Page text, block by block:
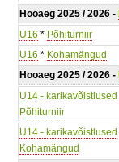
Hooaeg 2025 / 2026 -
U16 * Põhiturniir
U16 * Kohamängud
Hooaeg 2025 / 2026 -
U14 - karikavõistlused
Põhiturniir
U14 - karikavõistlused
Kohamängud